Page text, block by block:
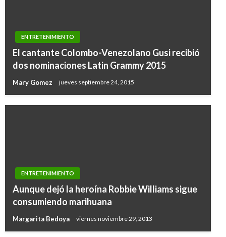
ENTRETENIMIENTO
El cantante Colombo-Venezolano Gusi recibió
dos nominaciones Latin Grammy 2015
Mary Gomez jueves septiembre 24, 2015
ENTRETENIMIENTO
Aunque dejó la heroína Robbie Williams sigue
consumiendo marihuana
Margarita Bedoya viernes noviembre 29, 2013